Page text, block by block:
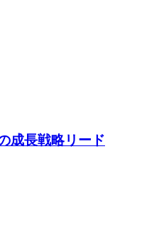
成長戦略リード